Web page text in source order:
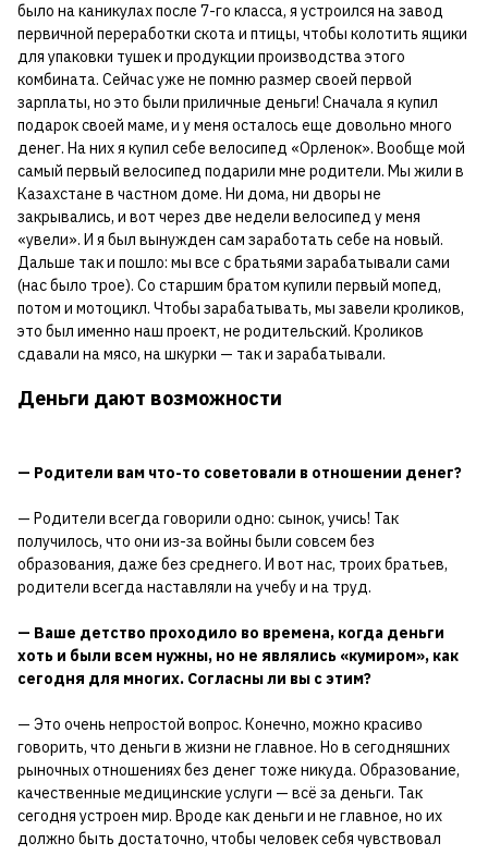
было на каникулах после 7-го класса, я устроился на завод
первичной переработки скота и птицы, чтобы колотить ящики
для упаковки тушек и продукции производства этого
комбината. Сейчас уже не помню размер своей первой
зарплаты, но это были приличные деньги! Сначала я купил
подарок своей маме, и у меня осталось еще довольно много
денег. На них я купил себе велосипед «Орленок». Вообще мой
самый первый велосипед подарили мне родители. Мы жили в
Казахстане в частном доме. Ни дома, ни дворы не
закрывались, и вот через две недели велосипед у меня
«увели». И я был вынужден сам заработать себе на новый.
Дальше так и пошло: мы все с братьями зарабатывали сами
(нас было трое). Со старшим братом купили первый мопед,
потом и мотоцикл. Чтобы зарабатывать, мы завели кроликов,
это был именно наш проект, не родительский. Кроликов
сдавали на мясо, на шкурки — так и зарабатывали.
Деньги дают возможности
— Родители вам что-то советовали в отношении денег?
— Родители всегда говорили одно: сынок, учись! Так
получилось, что они из-за войны были совсем без
образования, даже без среднего. И вот нас, троих братьев,
родители всегда наставляли на учебу и на труд.
— Ваше детство проходило во времена, когда деньги
хоть и были всем нужны, но не являлись «кумиром», как
сегодня для многих. Согласны ли вы с этим?
— Это очень непростой вопрос. Конечно, можно красиво
говорить, что деньги в жизни не главное. Но в сегодняшних
рыночных отношениях без денег тоже никуда. Образование,
качественные медицинские услуги — всё за деньги. Так
сегодня устроен мир. Вроде как деньги и не главное, но их
должно быть достаточно, чтобы человек себя чувствовал